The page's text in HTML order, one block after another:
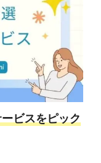
ビスをピック